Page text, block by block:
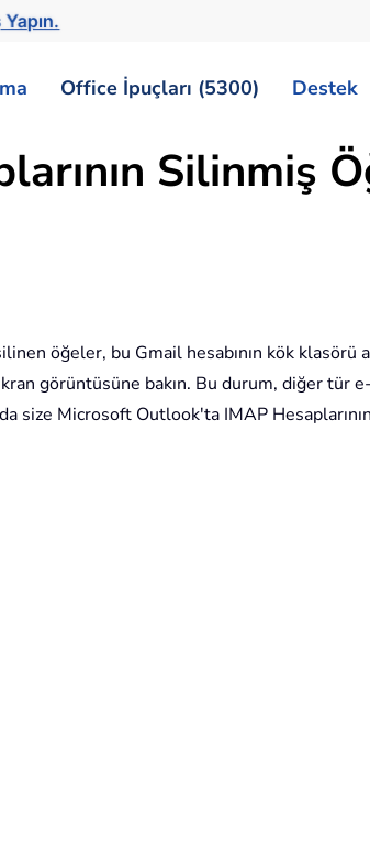
Office İpuçları (5300) Destek
Silinmiş
öğeler, bu Gmail hesabının kök
görüntüsüne bakın. Bu durum, diğer tür
Microsoft Outlook'ta IMAP